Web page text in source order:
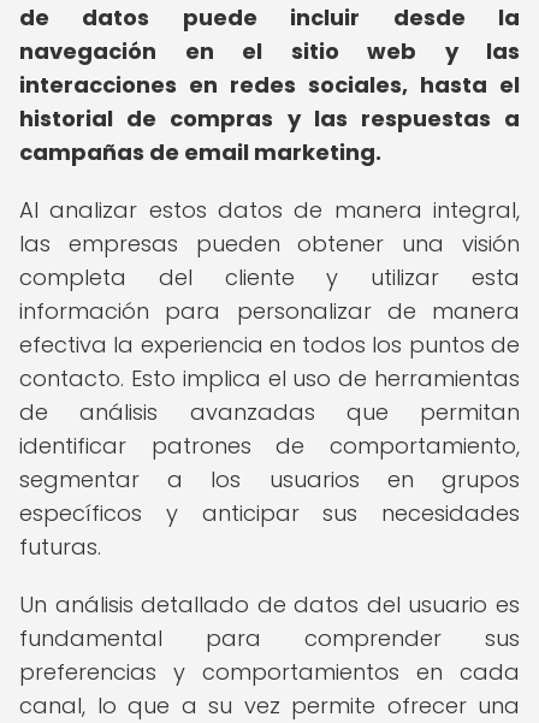
de datos puede incluir desde la
navegación en el sitio web y las
interacciones en redes sociales, hasta el
historial de compras y las respuestas a
campañas de email marketing.
Al analizar estos datos de manera integral,
las empresas pueden obtener una visión
completa del cliente y utilizar esta
información para personalizar de manera
efectiva la experiencia en todos los puntos de
contacto. Esto implica el uso de herramientas
de análisis avanzadas que permitan
identificar patrones de comportamiento,
segmentar a los usuarios en grupos
específicos y anticipar sus necesidades
futuras.
Un análisis detallado de datos del usuario es
fundamental para comprender sus
preferencias y comportamientos en cada
canal, lo que a su vez permite ofrecer una